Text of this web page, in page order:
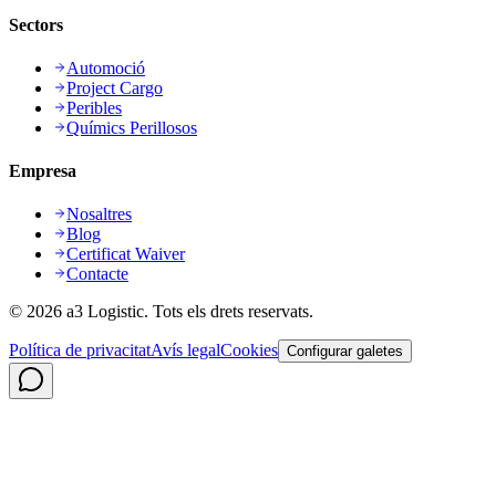
Sectors
Automoció
Project Cargo
Peribles
Químics Perillosos
Empresa
Nosaltres
Blog
Certificat Waiver
Contacte
© 2026 a3 Logistic. Tots els drets reservats.
Política de privacitatAvís legalCookies Configurar galetes